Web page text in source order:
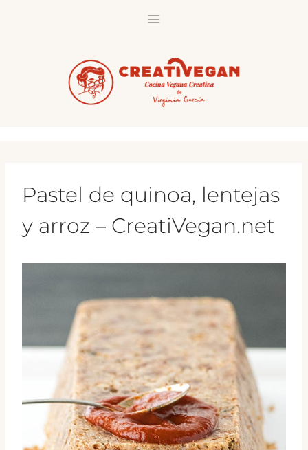
Pastel de quinoa, lentejas
y arroz – CreatiVegan.net